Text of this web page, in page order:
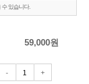
있습니다.
59,000원
- +